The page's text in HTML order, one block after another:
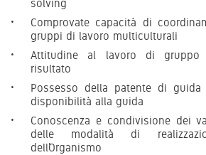
solving
Comprovate capacità di
gruppi di lavoro multiculturali
Attitudine al lavoro di gruppo
risultato
Possesso della patente di
disponibilità alla guida
Conoscenza e condivisione dei
delle modalità di
dell’Organismo